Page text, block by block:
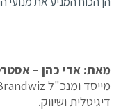
מאת: אדי כהן –
דיגיטלית ושיווק.